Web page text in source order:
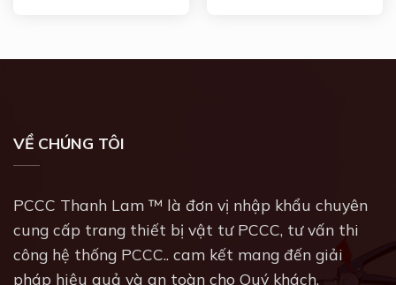
VỀ CHÚNG TÔI
PCCC Thanh Lam ™ là đơn vị nhập khẩu chuyên
cung cấp trang thiết bị vật tư PCCC, tư vấn thi
công hệ thống PCCC.. cam kết mang đến giải
pháp hiệu quả và an toàn cho Quý khách.